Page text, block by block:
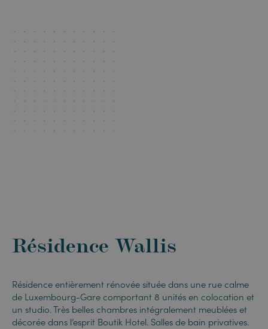
Résidence Wallis
Résidence entièrement rénovée située dans une rue calme
de Luxembourg-Gare comportant 8 unités en colocation et
un studio. Très belles chambres intégralement meublées et
décorée dans l’esprit Boutik Hotel. Salles de bain privatives.